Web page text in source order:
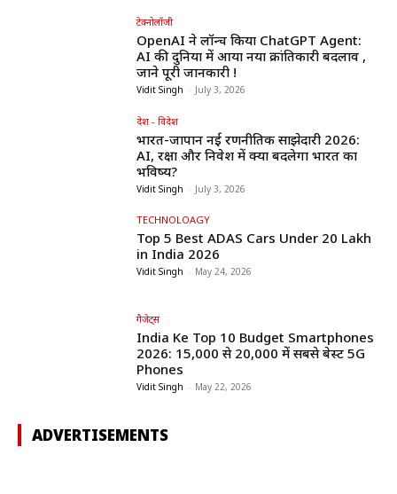
टेक्नोलॉजी
OpenAI ने लॉन्च किया ChatGPT Agent:
AI की दुनिया में आया नया क्रांतिकारी बदलाव ,
जाने पूरी जानकारी !
Vidit Singh - July 3, 2026
देश - विदेश
भारत-जापान नई रणनीतिक साझेदारी 2026:
AI, रक्षा और निवेश में क्या बदलेगा भारत का
भविष्य?
Vidit Singh - July 3, 2026
TECHNOLOAGY
Top 5 Best ADAS Cars Under ₹20 Lakh
in India 2026
Vidit Singh - May 24, 2026
गैजेट्स
India Ke Top 10 Budget Smartphones
2026: ₹15,000 से ₹20,000 में सबसे बेस्ट 5G
Phones
Vidit Singh - May 22, 2026
ADVERTISEMENTS